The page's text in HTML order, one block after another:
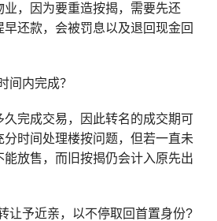
，因为要重造按揭，需要先还
还款，会被罚息以及退回现金回
间内完成？
完成交易，因此转名的成交期可
时间处理楼按问题，但若一直未
放售，而旧按揭仍会计入原先出
让予近亲，以不停取回首置身份?